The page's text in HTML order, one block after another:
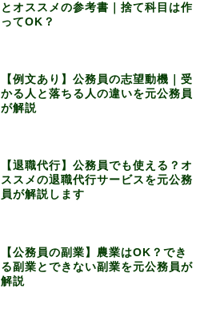
とオススメの参考書｜捨て科目は作
ってOK？
【例文あり】公務員の志望動機｜受
かる人と落ちる人の違いを元公務員
が解説
【退職代行】公務員でも使える？オ
ススメの退職代行サービスを元公務
員が解説します
【公務員の副業】農業はOK？でき
る副業とできない副業を元公務員が
解説